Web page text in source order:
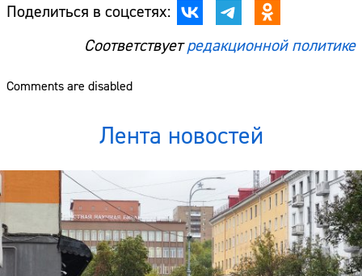
Поделиться в соцсетях:
Соответствуетредакционной политике
Comments are disabled
Лента новостей